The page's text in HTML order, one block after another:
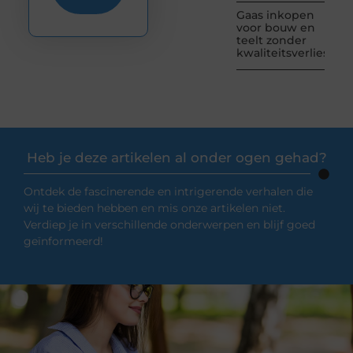
Gaas inkopen
voor bouw en
teelt zonder
kwaliteitsverlies
Heb je deze artikelen al onder ogen gehad?
Ontdek de fascinerende en intrigerende verhalen die
wij te bieden hebben en mis onze artikelen niet.
Verdiep je in verschillende onderwerpen en blijf goed
geïnformeerd!